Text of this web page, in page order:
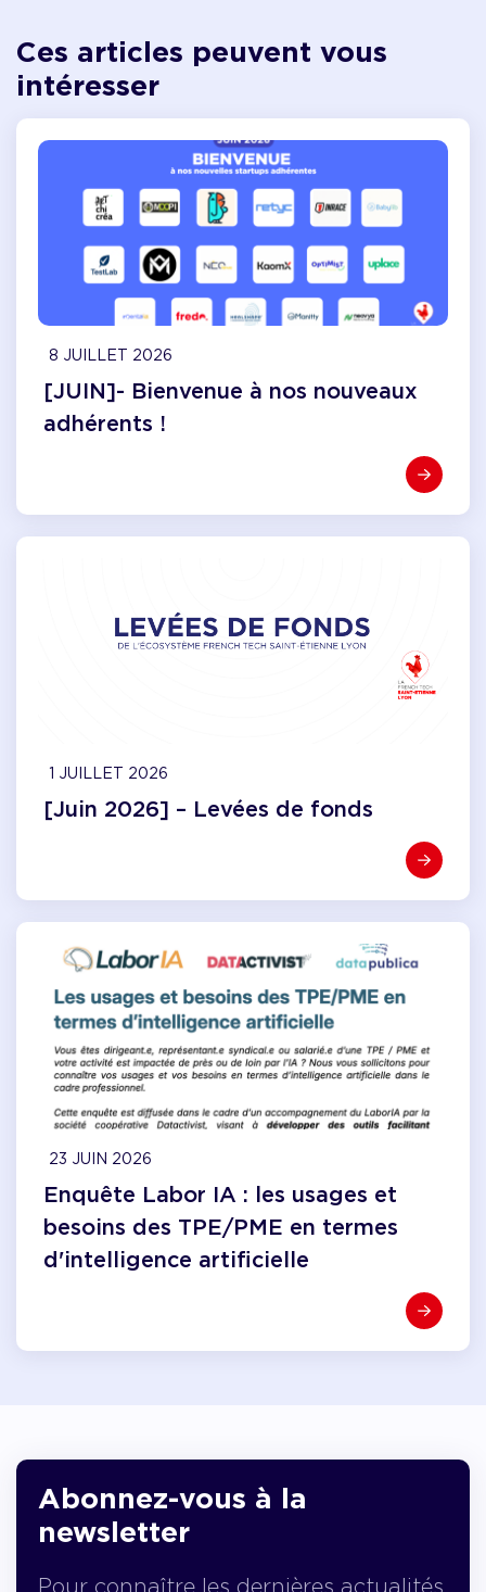
Ces articles peuvent vous
intéresser
8 JUILLET 2026
[JUIN]- Bienvenue à nos nouveaux
adhérents !
1 JUILLET 2026
[Juin 2026] – Levées de fonds
23 JUIN 2026
Enquête Labor IA : les usages et
besoins des TPE/PME en termes
d'intelligence artificielle
Abonnez-vous à la
newsletter